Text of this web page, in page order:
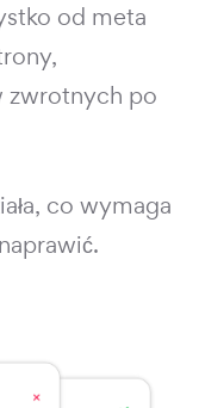
od meta
zwrotnych po
co wymaga